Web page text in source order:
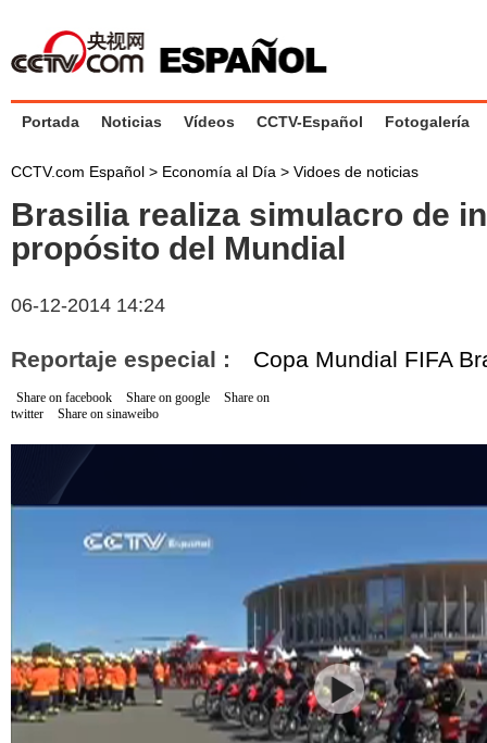
Portada Noticias Vídeos CCTV-Español Fotogalería
CCTV.com Español > Economía al Día > Vidoes de noticias
Brasilia realiza simulacro de
propósito del Mundial
06-12-2014 14:24
Reportaje especial : Copa Mundial FIFA
Share on facebook Share on google
Share on
twitter
Share on sinaweibo